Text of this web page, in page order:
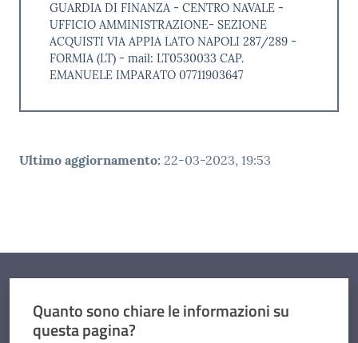
GUARDIA DI FINANZA - CENTRO NAVALE -
UFFICIO AMMINISTRAZIONE- SEZIONE
ACQUISTI VIA APPIA LATO NAPOLI 287/289 -
FORMIA (LT) - mail: LT0530033 CAP.
EMANUELE IMPARATO 07711903647
Ultimo aggiornamento: 22-03-2023, 19:53
Quanto sono chiare le informazioni su
questa pagina?